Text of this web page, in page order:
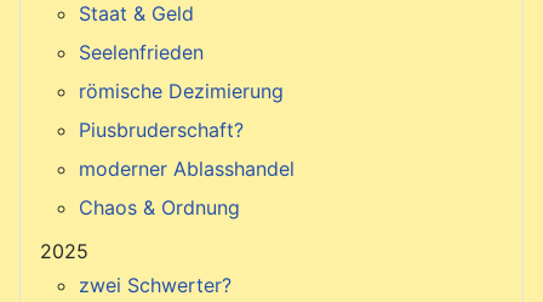
Staat & Geld
Seelenfrieden
römische Dezimierung
Piusbruderschaft?
moderner Ablasshandel
Chaos & Ordnung
2025
zwei Schwerter?